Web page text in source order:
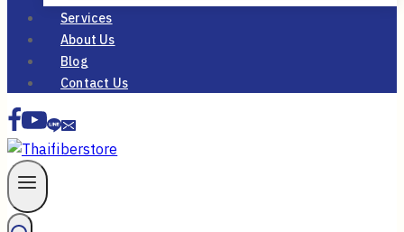
Services
About Us
Blog
Contact Us